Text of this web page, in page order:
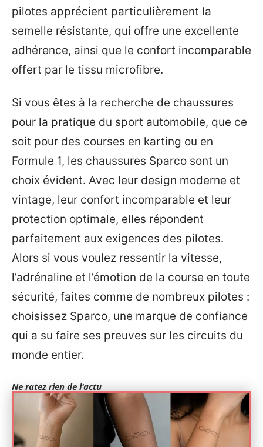
pilotes apprécient particulièrement la
semelle résistante, qui offre une excellente
adhérence, ainsi que le confort incomparable
offert par le tissu microfibre.
Si vous êtes à la recherche de chaussures
pour la pratique du sport automobile, que ce
soit pour des courses en karting ou en
Formule 1, les chaussures Sparco sont un
choix évident. Avec leur design moderne et
vintage, leur confort incomparable et leur
protection optimale, elles répondent
parfaitement aux exigences des pilotes.
Alors si vous voulez ressentir la vitesse,
l’adrénaline et l’émotion de la course en toute
sécurité, faites comme de nombreux pilotes :
choisissez Sparco, une marque de confiance
qui a su faire ses preuves sur les circuits du
monde entier.
Ne ratez rien de l'actu